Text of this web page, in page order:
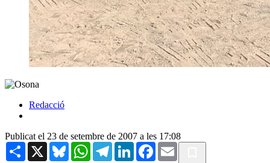
Redacció
Publicat el 23 de setembre de 2007 a les 17:08
Share X BlueskyWhatsAppTelegramLinkedInFacebook
Email